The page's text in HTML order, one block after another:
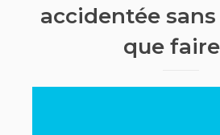
accidentée sans
que